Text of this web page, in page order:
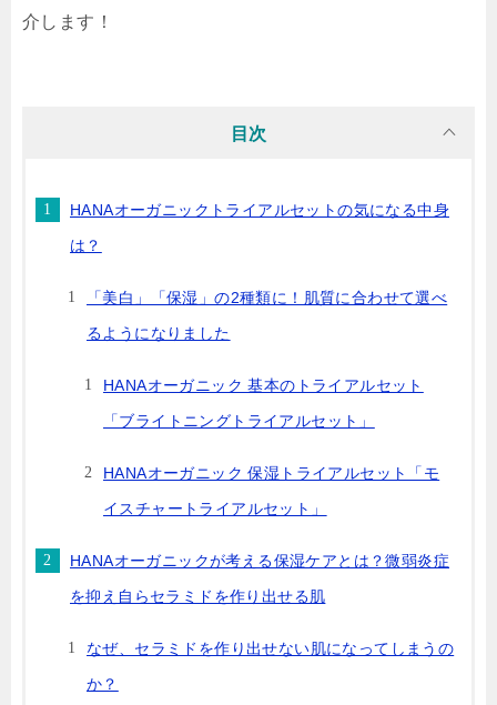
介します！
目次
HANAオーガニックトライアルセットの気になる中身
は？
「美白」「保湿」の2種類に！肌質に合わせて選べ
るようになりました
HANAオーガニック 基本のトライアルセット
「ブライトニングトライアルセット」
HANAオーガニック 保湿トライアルセット「モ
イスチャートライアルセット」
HANAオーガニックが考える保湿ケアとは？微弱炎症
を抑え自らセラミドを作り出せる肌
なぜ、セラミドを作り出せない肌になってしまうの
か？